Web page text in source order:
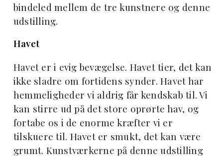
bindeled mellem de tre kunstnere og denne
udstilling.
Havet
Havet er i evig bevægelse. Havet tier, det kan
ikke sladre om fortidens synder. Havet har
hemmeligheder vi aldrig får kendskab til. Vi
kan stirre ud på det store oprørte hav, og
fortabe os i de enorme kræfter vi er
tilskuere til. Havet er smukt, det kan være
grumt. Kunstværkerne på denne udstilling